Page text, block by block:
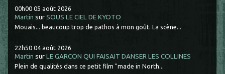
00h00 05 août 2026
Martin surSOUS LE CIEL DE KYOTO
Mouais... beaucoup trop de pathos à mon goût. La scène...
22h50 04 août 2026
Martin surLE GARCON QUI FAISAIT DANSER LES COLLINES
Plein de qualités dans ce petit film "made in North...